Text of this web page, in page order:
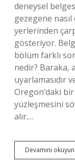
deneysel
gezegene nasıl
yerlerinden
gösteriyor.
bölüm farklı
nedir? Baraka,
uyarlamasıdır
Oregon’daki
yüzleşmesini
alır.…
Devamını okuyun